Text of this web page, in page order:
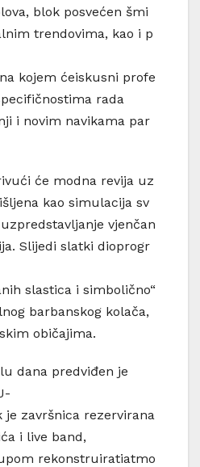
blok posvećen šmi
trendovima, kao i p
kojem ćeiskusni profe
rada
i novim navikama par
će modna revija uz
kao simulacija sv
vjenčan
Slijedi slatki dioprogr
slastica i simbolično“
barbanskog kolača,
običajima.
dana predviđen je
je završnica rezervirana
i live band,
rekonstruiratiatmo